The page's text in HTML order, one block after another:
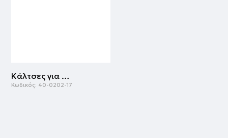
Κάλτσες για κορίτσι | ΡΟΖ
Κωδικός: 40-0202-17